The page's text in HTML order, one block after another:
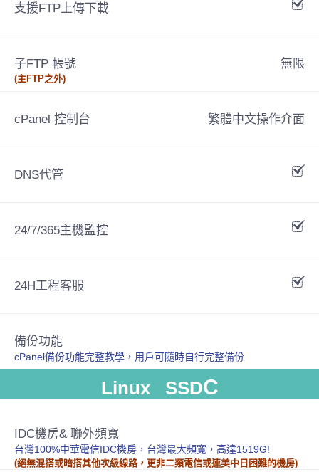
支援FTP上傳下載
子FTP 帳號
(主FTP之外)
無限
cPanel 控制台 繁體中文操作介面
DNS代管
24/7/365主機監控
24H工程客服
備份功能
cPanel備份功能完整教學，用戶可隨時自行完整備份
Linux SSDC
IDC機房& 聯外頻寬
台灣100%中華電信IDC機房，台灣最大頻寬，高達1519G!
(絕無混搭或暗搭其他次級線路，更非二類電信或連美中日困難的機房)